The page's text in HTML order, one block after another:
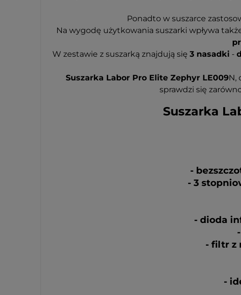
Ponadto w suszarce
Na wygodę użytkowania suszarki wpływa
W zestawie z suszarką znajdują się 3 nasadki -
Suszarka Labor Pro Elite Zephyr LE009N,
sprawdzi się
Suszarka
-
- 3
- dioda
- filtr z
-